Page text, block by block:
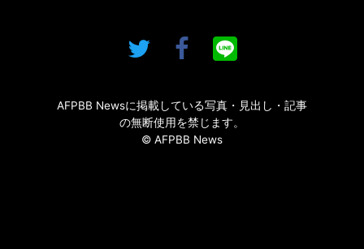
AFPBB Newsに掲載している写真・見出し・記事
の無断使用を禁じます。
© AFPBB News